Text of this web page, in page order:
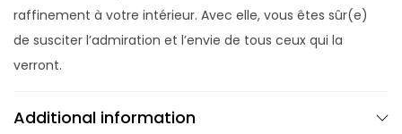
raffinement à votre intérieur. Avec elle, vous êtes sûr(e)
de susciter l’admiration et l’envie de tous ceux qui la
verront.
Additional information